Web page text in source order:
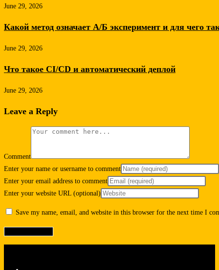
June 29, 2026
Какой метод означает А/Б эксперимент и для чего
June 29, 2026
Что такое CI/CD и автоматический деплой
June 29, 2026
Leave a Reply
Comment
Enter your name or username to comment
Enter your email address to comment
Enter your website URL (optional)
Save my name, email, and website in this browser for the next time I